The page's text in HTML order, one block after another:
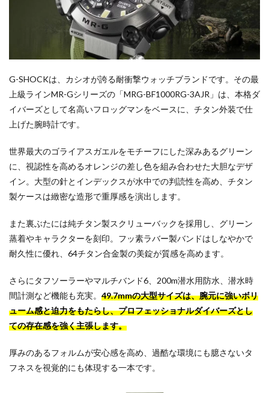
G-SHOCKは、カシオが誇る耐衝撃ウォッチブランドです。その最
上級ラインMR-Gシリーズの「MRG-BF1000RG-3AJR」は、本格ダ
イバーズとして名高いフロッグマンをベースに、チタン外装で仕
上げた腕時計です。
世界最大のゴライアスガエルをモチーフにした深みあるグリーン
に、視認性を高めるオレンジの差し色を組み合わせた大胆なデザ
イン。大型の針とインデックスが水中での判読性を高め、チタン
製ケースは緻密な造形で重厚感を演出します。
また裏ぶたには純チタン製スクリューバックを採用し、グリーン
蒸着やキャラクターを刻印。フッ素ラバー製バンドはしなやかで
耐久性に優れ、64チタン合金製の美錠が質感を高めます。
さらにタフソーラーやマルチバンド6、200m潜水用防水、潜水時
間計測など機能も充実。 49.7mmの大型サイズは、腕元に強いボリ
ューム感と迫力をもたらし、プロフェッショナルダイバーズとし
ての存在感を強く主張します。
厚みのあるフォルムが安心感を高め、過酷な環境にも臆さないタ
フネスを視覚的にも体現する一本です。